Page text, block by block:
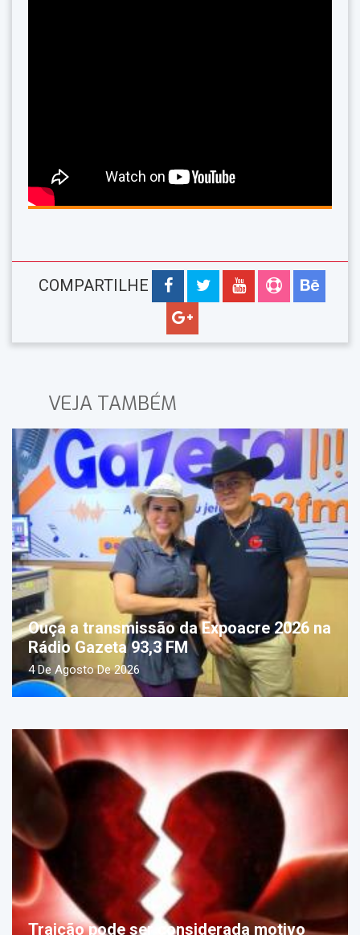
COMPARTILHE
VEJA TAMBÉM
Ouça a transmissão da Expoacre 2026 na
Rádio Gazeta 93,3 FM
4 De Agosto De 2026
Traição pode ser considerada motivo